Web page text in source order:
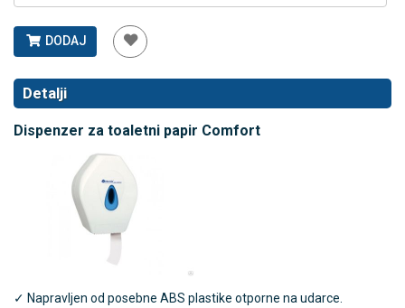
DODAJ
Detalji
Dispenzer za toaletni papir Comfort
✓ Napravljen od posebne ABS plastike otporne na udarce.